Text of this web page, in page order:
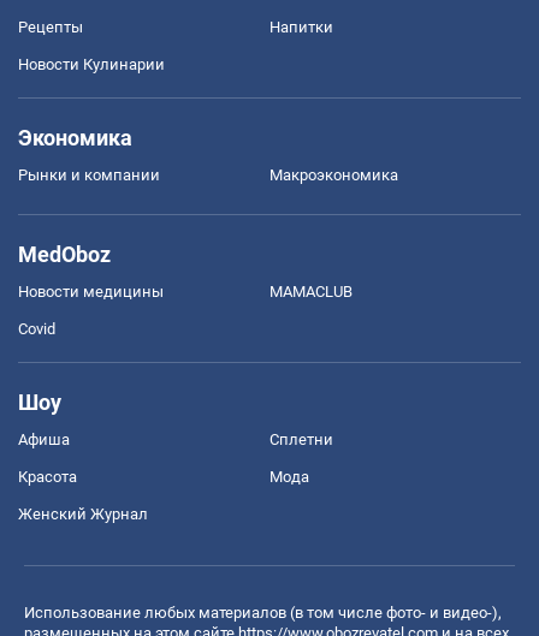
Рецепты Напитки
Новости Кулинарии
Экономика
Рынки и компании Mакроэкономика
MedOboz
Новости медицины MAMACLUB
Covid
Шоу
Афиша Сплетни
Красота Мода
Женский Журнал
Использование любых материалов (в том числе фото- и видео-),